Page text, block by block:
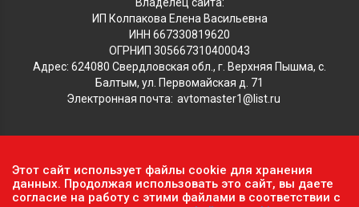
ИП Колпакова Елена Васильевна
ИНН 667330819620
ОГРНИП 305667310400043
Адрес: 624080 Свердловская обл., г. Верхняя Пышма, с.
Балтым, ул. Первомайская д. 71
Электронная почта: avtomaster1@list.ru
Обратите внимание, что данный сайт носит исключительно
информационный характер и ни при каких условиях не
является публичной офертой, определяемой положениями ч.2
Этот сайт использует файлы cookie для хранения
данных. Продолжая использовать это сайт, вы даете
согласие на работу с этими файлами в соответствии с